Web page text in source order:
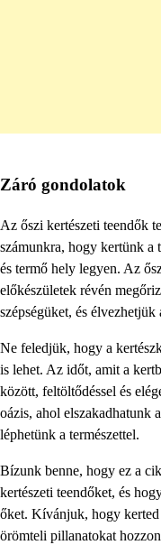
Záró gondolatok
Az őszi kertészeti teendők
számunkra, hogy kertünk a
és termő hely legyen. Az
előkészületek révén
szépségüket, és élvezhetjük
Ne feledjük, hogy a
is lehet. Az időt, amit a
között, feltöltődéssel és
oázis, ahol elszakadhatunk
léphetünk a természettel.
Bízunk benne, hogy ez a
kertészeti teendőket, és
őket. Kívánjuk, hogy kerted
örömteli pillanatokat